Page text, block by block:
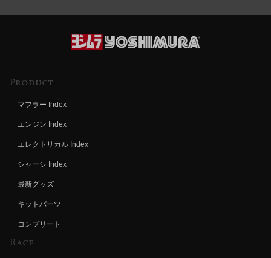
Product
マフラー Index
エンジン Index
エレクトリカル Index
シャーシ Index
最新グッズ
キットパーツ
コンプリート
Race